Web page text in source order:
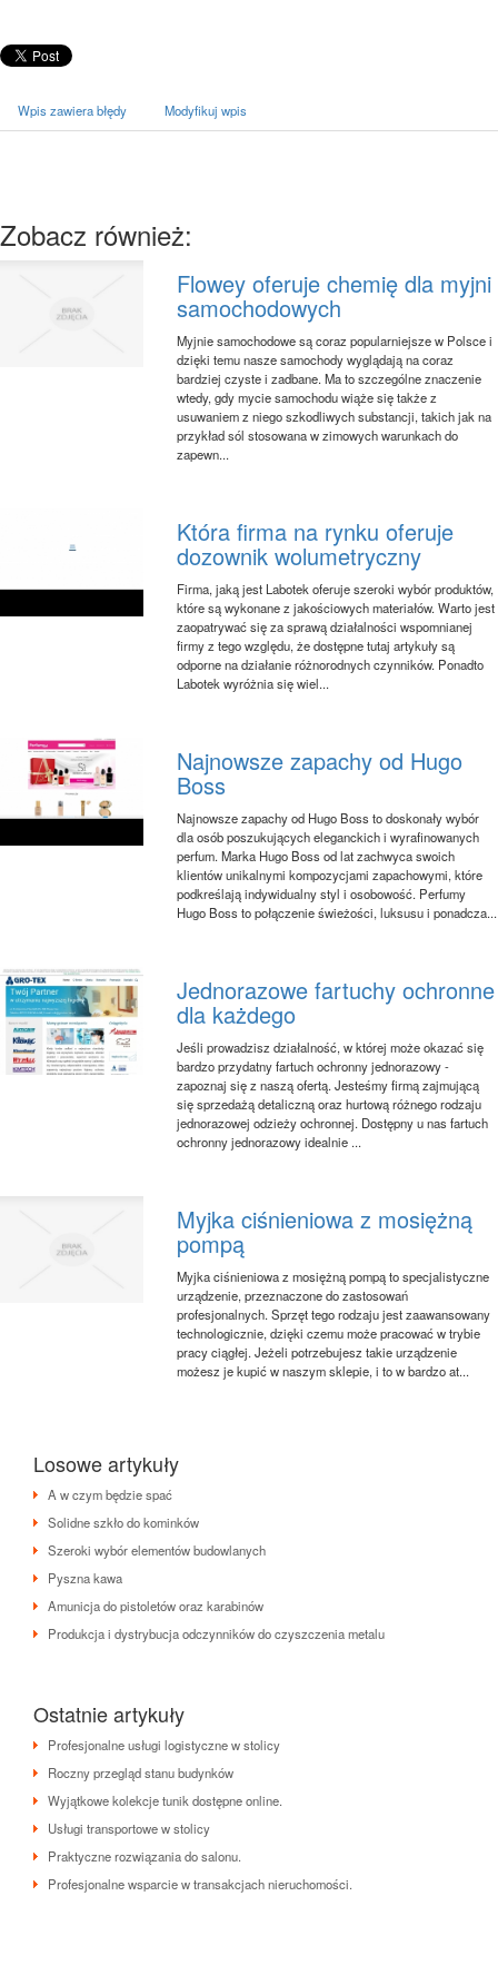
Wpis zawiera błędy Modyfikuj wpis
Zobacz również:
Flowey oferuje chemię dla myjni
samochodowych
Myjnie samochodowe są coraz popularniejsze w Polsce i
dzięki temu nasze samochody wyglądają na coraz
bardziej czyste i zadbane. Ma to szczególne znaczenie
wtedy, gdy mycie samochodu wiąże się także z
usuwaniem z niego szkodliwych substancji, takich jak na
przykład sól stosowana w zimowych warunkach do
zapewn...
Która firma na rynku oferuje
dozownik wolumetryczny
Firma, jaką jest Labotek oferuje szeroki wybór produktów,
które są wykonane z jakościowych materiałów. Warto jest
zaopatrywać się za sprawą działalności wspomnianej
firmy z tego względu, że dostępne tutaj artykuły są
odporne na działanie różnorodnych czynników. Ponadto
Labotek wyróżnia się wiel...
Najnowsze zapachy od Hugo
Boss
Najnowsze zapachy od Hugo Boss to doskonały wybór
dla osób poszukujących eleganckich i wyrafinowanych
perfum. Marka Hugo Boss od lat zachwyca swoich
klientów unikalnymi kompozycjami zapachowymi, które
podkreślają indywidualny styl i osobowość. Perfumy
Hugo Boss to połączenie świeżości, luksusu i ponadcza...
Jednorazowe fartuchy ochronne
dla każdego
Jeśli prowadzisz działalność, w której może okazać się
bardzo przydatny fartuch ochronny jednorazowy -
zapoznaj się z naszą ofertą. Jesteśmy firmą zajmującą
się sprzedażą detaliczną oraz hurtową różnego rodzaju
jednorazowej odzieży ochronnej. Dostępny u nas fartuch
ochronny jednorazowy idealnie ...
Myjka ciśnieniowa z mosiężną
pompą
Myjka ciśnieniowa z mosiężną pompą to specjalistyczne
urządzenie, przeznaczone do zastosowań
profesjonalnych. Sprzęt tego rodzaju jest zaawansowany
technologicznie, dzięki czemu może pracować w trybie
pracy ciągłej. Jeżeli potrzebujesz takie urządzenie
możesz je kupić w naszym sklepie, i to w bardzo at...
Losowe artykuły
A w czym będzie spać
Solidne szkło do kominków
Szeroki wybór elementów budowlanych
Pyszna kawa
Amunicja do pistoletów oraz karabinów
Produkcja i dystrybucja odczynników do czyszczenia metalu
Ostatnie artykuły
Profesjonalne usługi logistyczne w stolicy
Roczny przegląd stanu budynków
Wyjątkowe kolekcje tunik dostępne online.
Usługi transportowe w stolicy
Praktyczne rozwiązania do salonu.
Profesjonalne wsparcie w transakcjach nieruchomości.